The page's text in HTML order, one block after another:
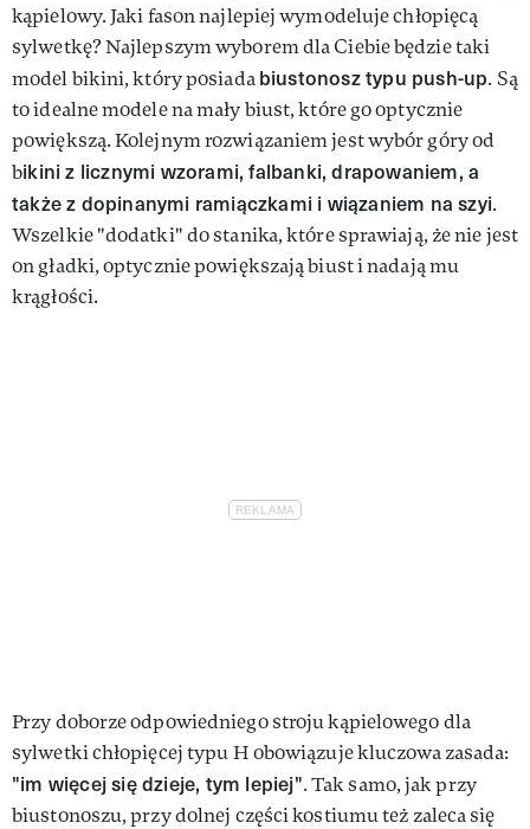
kąpielowy. Jaki fason najlepiej wymodeluje chłopięcą
sylwetkę? Najlepszym wyborem dla Ciebie będzie taki
model bikini, który posiadabiustonosz typu push-up. Są
to idealne modele na mały biust, które go optycznie
powiększą. Kolejnym rozwiązaniem jest wybór góry od
bikini z licznymi wzorami, falbanki, drapowaniem, a
także z dopinanymi ramiączkami i wiązaniem na szyi.
Wszelkie "dodatki" do stanika, które sprawiają, że nie jest
on gładki, optycznie powiększają biust i nadają mu
krągłości.
Przy doborze odpowiedniego stroju kąpielowego dla
sylwetki chłopięcej typu H obowiązuje kluczowa zasada:
"im więcej się dzieje, tym lepiej". Tak samo, jak przy
biustonoszu, przy dolnej części kostiumu też zaleca się